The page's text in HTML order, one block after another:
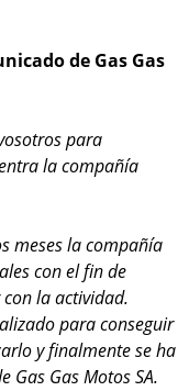
de Gas Gas
para
la compañía
meses la compañía
con el fin de
la actividad.
para conseguir
y finalmente se ha
Gas Gas Motos SA.